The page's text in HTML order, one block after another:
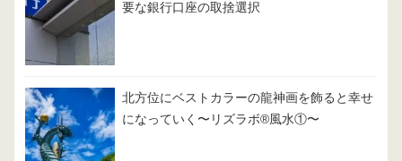
要な銀行口座の取捨選択
北方位にベストカラーの龍神画を飾ると幸せ
になっていく〜リズラボ®️風水①〜